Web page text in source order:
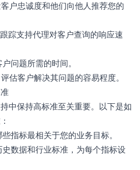
户忠诚度和他们向他人推荐您的
跟踪支持代理对客户查询的响应速
问题所需的时间。
评估客户解决其问题的容易程度。
中保持高标准至关重要。以下是如
指标最相关于您的业务目标。
史数据和行业标准，为每个指标设